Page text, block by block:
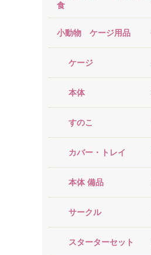
食
小動物 ケージ用品
ケージ
本体
すのこ
カバー・トレイ
本体 備品
サークル
スターターセット